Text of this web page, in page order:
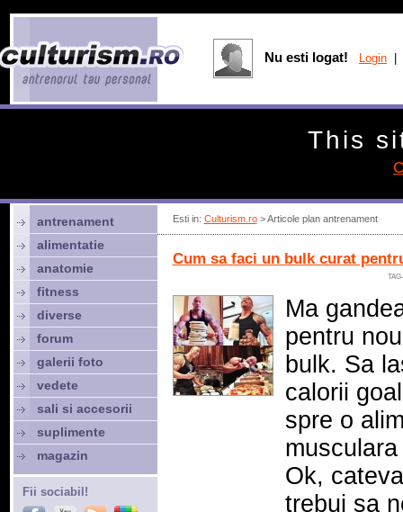
Esti in: Culturism.ro> Articole plan antrenament
Cum sa faci un bulk curat
Ma
pentru
bulk. Sa
calorii
spre o
Ok,
trebui sa
antrenament
alimentatie
anatomie
fitness
diverse
forum
galerii foto
vedete
sali si accesorii
suplimente
magazin
Fii sociabil!
Nu esti logat! Login
This